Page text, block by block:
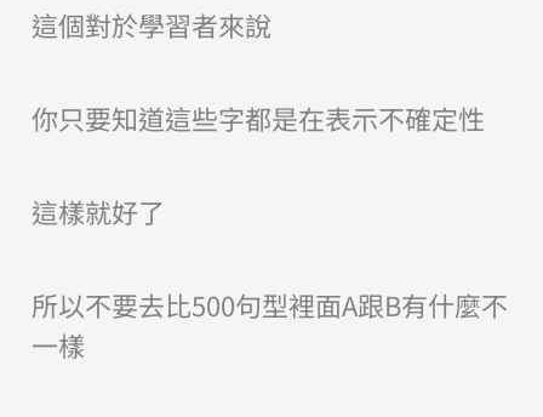
這個對於學習者來說
你只要知道這些字都是在表示不確定性
這樣就好了
所以不要去比500句型裡面A跟B有什麼不
一樣